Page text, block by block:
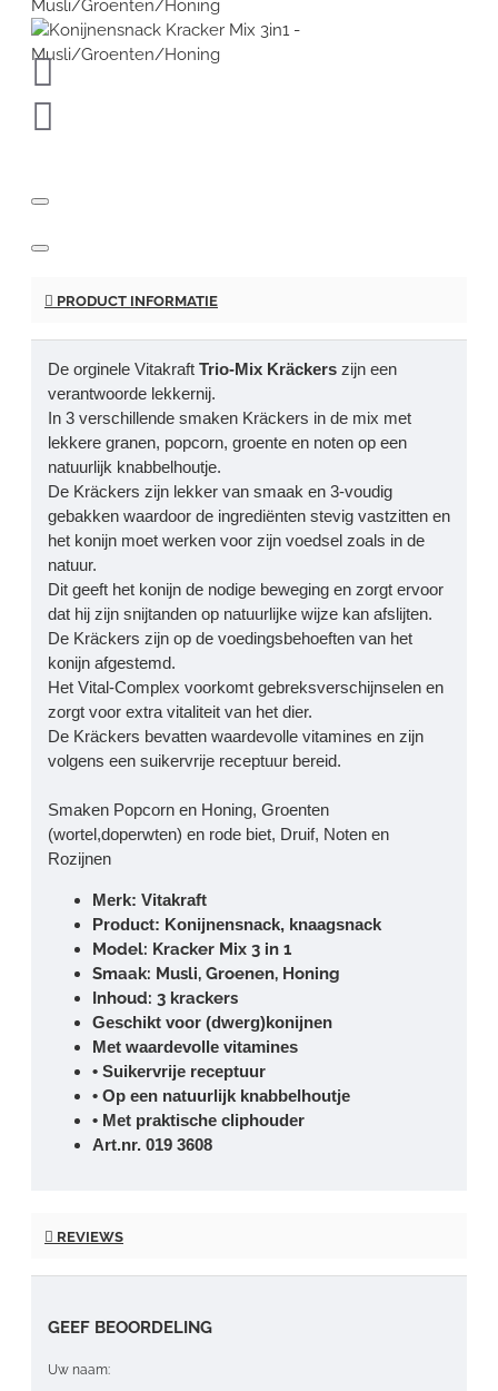
PRODUCT INFORMATIE
De orginele Vitakraft Trio-Mix Kräckers zijn een
verantwoorde lekkernij.
In 3 verschillende smaken Kräckers in de mix met
lekkere granen, popcorn, groente en noten op een
natuurlijk knabbelhoutje.
De Kräckers zijn lekker van smaak en 3-voudig
gebakken waardoor de ingrediënten stevig vastzitten en
het konijn moet werken voor zijn voedsel zoals in de
natuur.
Dit geeft het konijn de nodige beweging en zorgt ervoor
dat hij zijn snijtanden op natuurlijke wijze kan afslijten.
De Kräckers zijn op de voedingsbehoeften van het
konijn afgestemd.
Het Vital-Complex voorkomt gebreksverschijnselen en
zorgt voor extra vitaliteit van het dier.
De Kräckers bevatten waardevolle vitamines en zijn
volgens een suikervrije receptuur bereid.
Smaken Popcorn en Honing, Groenten
(wortel,doperwten) en rode biet, Druif, Noten en
Rozijnen
Merk: Vitakraft
Product: Konijnensnack, knaagsnack
Model: Kracker Mix 3 in 1
Smaak: Musli, Groenen, Honing
Inhoud: 3 krackers
Geschikt voor (dwerg)konijnen
Met waardevolle vitamines
• Suikervrije receptuur
• Op een natuurlijk knabbelhoutje
• Met praktische cliphouder
Art.nr. 019 3608
REVIEWS
GEEF BEOORDELING
Uw naam: